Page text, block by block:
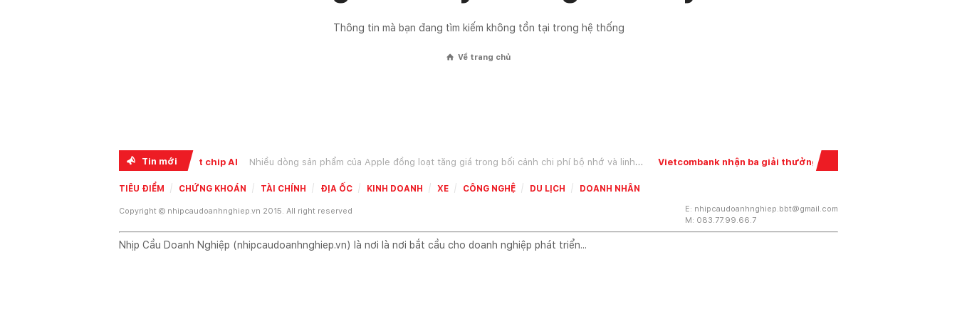
Thông tin mà bạn đang tìm kiếm không tồn tại trong hệ thống
⌂ Về trang chủ
Tin mới
Giá thiết bị Apple tăng theo cơn khát chip AI Nhiều dòng sản phẩm của Apple đồng loạt tăng giá trong bối cảnh chi phí bộ nhớ và linh kiện lưu trữ leo thang, chịu t... Vietcombank nhận ba giải thưởng từ The Asian Banker
TIÊU ĐIỂM CHỨNG KHOÁN TÀI CHÍNH ĐỊA ỐC KINH DOANH XE CÔNG NGHỆ DU LỊCH DOANH NHÂN
Copyright © nhipcaudoanhnghiep.vn 2015. All right reserved
E: nhipcaudoanhnghiep.bbt@gmail.com
M: 083.77.99.66.7
Nhịp Cầu Doanh Nghiệp (nhipcaudoanhnghiep.vn) là nơi là nơi bắt cầu cho doanh nghiệp phát triển...